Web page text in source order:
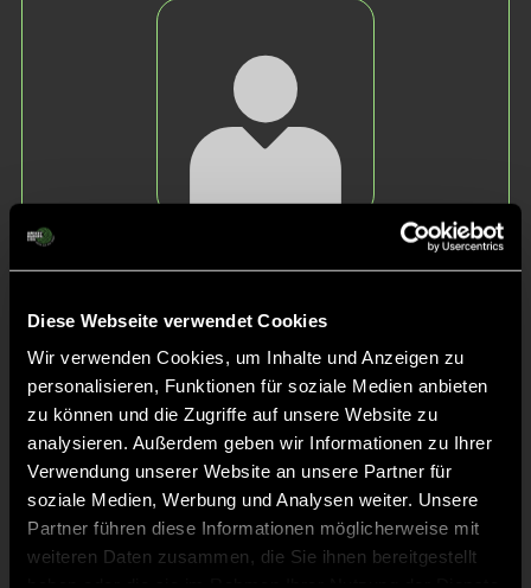
Diese Webseite verwendet Cookies
Wir verwenden Cookies, um Inhalte und Anzeigen zu
personalisieren, Funktionen für soziale Medien anbieten
zu können und die Zugriffe auf unsere Website zu
analysieren. Außerdem geben wir Informationen zu Ihrer
Verwendung unserer Website an unsere Partner für
soziale Medien, Werbung und Analysen weiter. Unsere
Partner führen diese Informationen möglicherweise mit
weiteren Daten zusammen, die Sie ihnen bereitgestellt
Staff